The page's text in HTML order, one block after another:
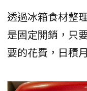
透過冰箱食材整
是固定開銷，只
要的花費，日積